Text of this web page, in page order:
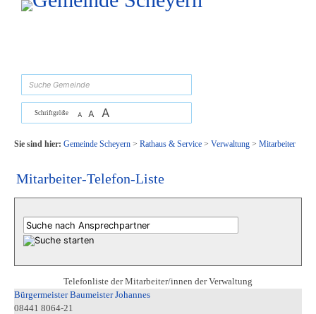
Zum Inhalt, zur Navigationoder zur Startseite springen.
Schriftgröße A A A
Sie sind hier: Gemeinde Scheyern> Rathaus & Service> Verwaltung> Mitarbeiter
Mitarbeiter-Telefon-Liste
Telefonliste der Mitarbeiter/innen der Verwaltung
Bürgermeister Baumeister Johannes
08441 8064-21